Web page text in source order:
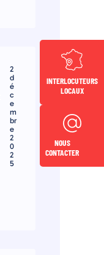
2
d
é
c
e
m
br
e
2
0
2
5
INTERLOCUTEURS
LOCAUX
NOUS
CONTACTER